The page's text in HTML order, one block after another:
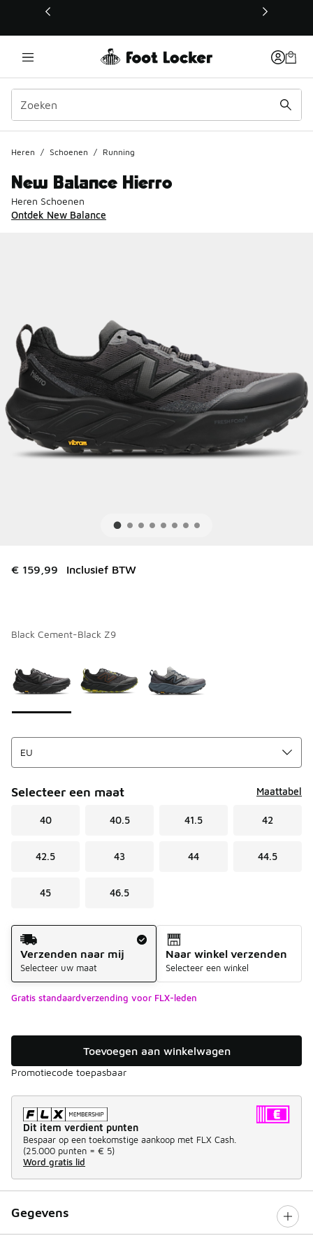
Deze link wordt geopend in een nieuw venster
Heren / Schoenen / Running
New Balance Hierro
Heren Schoenen
Ontdek New Balance
€ 159,99 Inclusief BTW
Black Cement-Black Z9
Selecteer een maat Maattabel
40 40.5 41.5 42
42.5 43 44 44.5
45 46.5
Verzendmethode
Verzenden naar mij
Selecteer uw maat
Naar winkel verzenden
Selecteer een winkel
Gratis standaardverzending voor FLX-leden
Toevoegen aan winkelwagen
Promotiecode toepasbaar
Dit item verdient punten
Bespaar op een toekomstige aankoop met FLX Cash.
(25.000 punten = € 5)
Word gratis lid
Gegevens